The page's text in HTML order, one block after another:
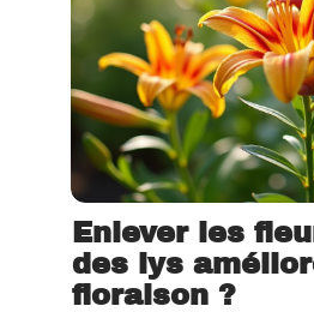
Enlever les
des lys
floraison ?